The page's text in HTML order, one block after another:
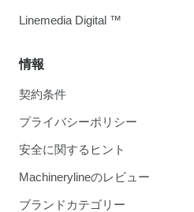
情報
契約条件
プライバシーポリシー
安全に関するヒント
Machinerylineのレビュー
ブランドカテゴリー
Linemedia Digital ™